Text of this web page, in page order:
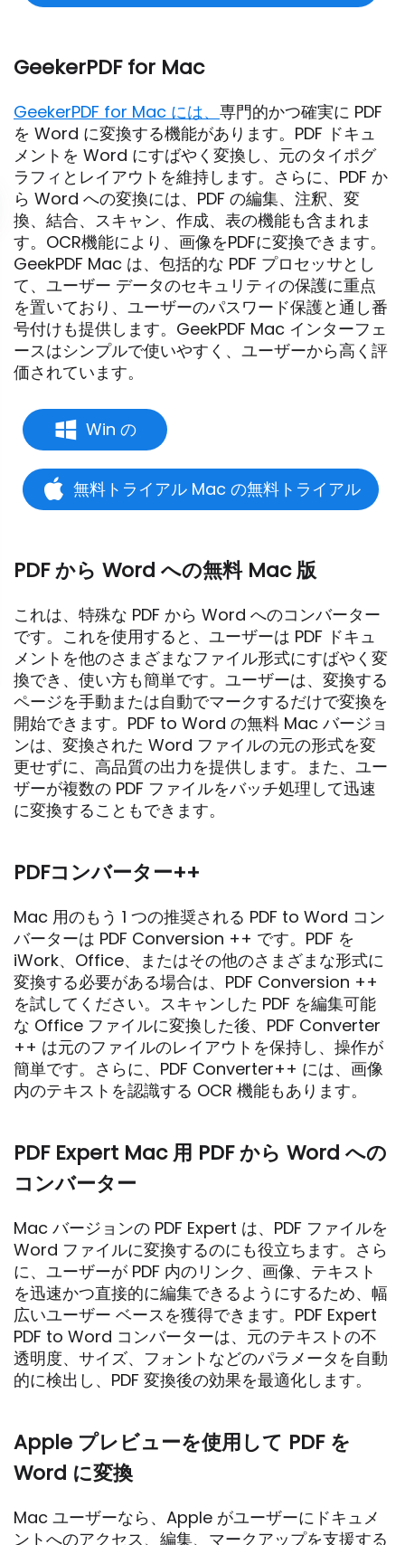
GeekerPDF for Mac
GeekerPDF for Mac には、 専門的かつ確実に PDF
を Word に変換する機能があります。PDF ドキュ
メントを Word にすばやく変換し、元のタイポグ
ラフィとレイアウトを維持します。さらに、PDF か
ら Word への変換には、PDF の編集、注釈、変
換、結合、スキャン、作成、表の機能も含まれま
す。OCR機能により、画像をPDFに変換できます。
GeekPDF Mac は、包括的な PDF プロセッサとし
て、ユーザー データのセキュリティの保護に重点
を置いており、ユーザーのパスワード保護と通し番
号付けも提供します。GeekPDF Mac インターフェ
ースはシンプルで使いやすく、ユーザーから高く評
価されています。
Win の
無料トライアル Mac の無料トライアル
PDF から Word への無料 Mac 版
これは、特殊な PDF から Word へのコンバーター
です。これを使用すると、ユーザーは PDF ドキュ
メントを他のさまざまなファイル形式にすばやく変
換でき、使い方も簡単です。ユーザーは、変換する
ページを手動または自動でマークするだけで変換を
開始できます。PDF to Word の無料 Mac バージョ
ンは、変換された Word ファイルの元の形式を変
更せずに、高品質の出力を提供します。また、ユー
ザーが複数の PDF ファイルをバッチ処理して迅速
に変換することもできます。
PDFコンバーター++
Mac 用のもう 1 つの推奨される PDF to Word コン
バーターは PDF Conversion ++ です。PDF を
iWork、Office、またはその他のさまざまな形式に
変換する必要がある場合は、PDF Conversion ++
を試してください。スキャンした PDF を編集可能
な Office ファイルに変換した後、PDF Converter
++ は元のファイルのレイアウトを保持し、操作が
簡単です。さらに、PDF Converter++ には、画像
内のテキストを認識する OCR 機能もあります。
PDF Expert Mac 用 PDF から Word への
コンバーター
Mac バージョンの PDF Expert は、PDF ファイルを
Word ファイルに変換するのにも役立ちます。さら
に、ユーザーが PDF 内のリンク、画像、テキスト
を迅速かつ直接的に編集できるようにするため、幅
広いユーザー ベースを獲得できます。PDF Expert
PDF to Word コンバーターは、元のテキストの不
透明度、サイズ、フォントなどのパラメータを自動
的に検出し、PDF 変換後の効果を最適化します。
Apple プレビューを使用して PDF を
Word に変換
Mac ユーザーなら、Apple がユーザーにドキュメ
ントへのアクセス、編集、マークアップを支援する